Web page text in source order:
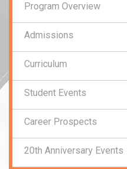
Program Overview
Admissions
Curriculum
Student Events
Career Prospects
20th Anniversary Events